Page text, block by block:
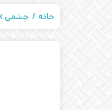
خانه چشمی optex